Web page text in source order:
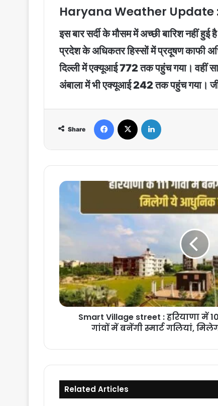
Haryana Weather
इस बार सर्दी के मौसम में अच्छी बारिश नहीं
प्रदेश के अधिकतर हिस्सों में प्रदूषण काफी
दिल्ली में एक्यूआई 772 तक पहुंच गया। वहीं
अंबाला में भी एक्यूआई 242 तक पहुंच गया।
Share
Facebook
Smart
street
हजार
की
आबादी
वाले
111
मिलेगी
आधुनिक
सुविधाएं
Smart Village street : हरियाणा में
गांवों में बनेंगी स्मार्ट गलियां,
Related Articles